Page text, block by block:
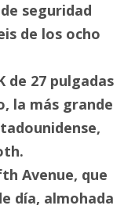
seguridad
de los ocho
de 27 pulgadas
la más grande
Avenue, que
día, almohada